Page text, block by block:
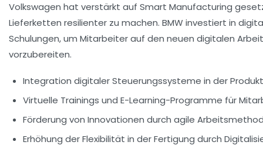
Volkswagen hat verstärkt auf Smart Manufacturing
Lieferketten resilienter zu machen. BMW investiert in
Schulungen, um Mitarbeiter auf den neuen digitalen
vorzubereiten.
Integration digitaler Steuerungssysteme in der
Virtuelle Trainings und E-Learning-Programme für
Förderung von Innovationen durch agile
Erhöhung der Flexibilität in der Fertigung durch